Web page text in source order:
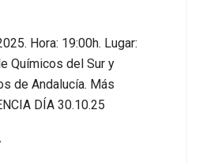
Hora: 19:00h. Lugar:
Químicos del Sur y
de Andalucía. Más
DÍA 30.10.25